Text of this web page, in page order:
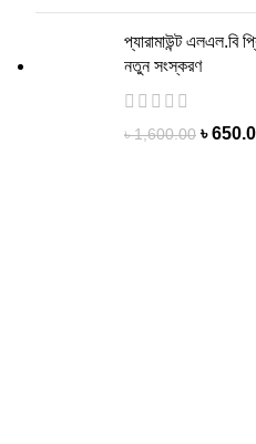
প্যারামাউন্ট এলএল.বি
নতুন সংস্করণ
৳1,600.00 ৳